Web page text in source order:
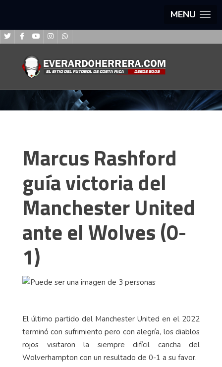
MENU
Marcus Rashford
guía victoria del
Manchester United
ante el Wolves (0-
1)
El último partido del Manchester United en el 2022
terminó con sufrimiento pero con alegría, los diablos
rojos visitaron la siempre difícil cancha del
Wolverhampton con un resultado de 0-1 a su favor.